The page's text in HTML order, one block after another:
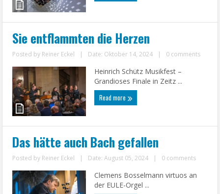
Sie entflammten die Herzen
Posted by Reiner Eckel | Date: Oktober 14, 2024 | 0 comments
Heinrich Schütz Musikfest –
Grandioses Finale in Zeitz ...
Read more
Das hätte auch Bach gefallen
Posted by Reiner Eckel | Date: August 05, 2024 | 0 comments
Clemens Bosselmann virtuos an
der EULE-Orgel ...